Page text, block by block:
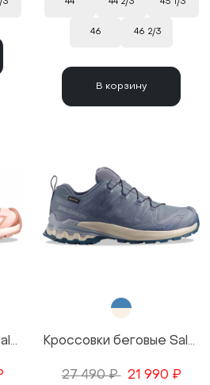
3 44 44 2/3 45 1/3
46 46 2/3
В корзину
Кроссовки беговые Salomon XA PRO 3D V9 GTX W цвет Orange/Оранжевый Кроссовки беговые Salomon XA PRO 3D V9 GTX W цвет Blue/Синий
27 490 ₽ 21 990 ₽